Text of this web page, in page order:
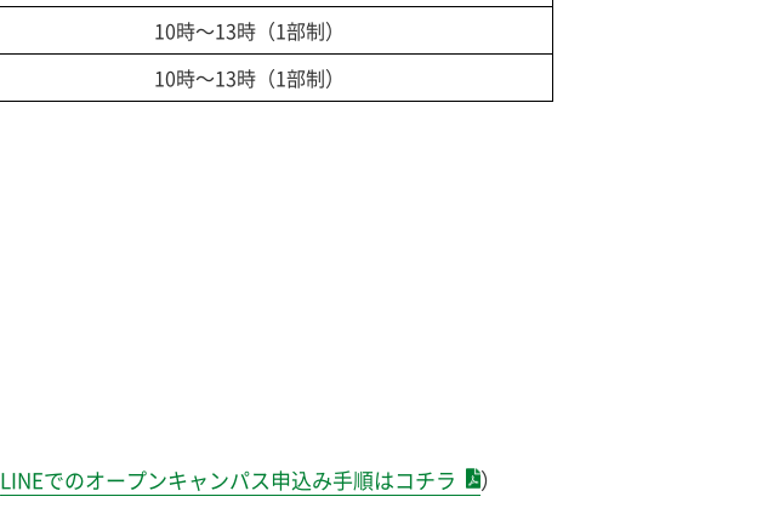
10時～13時（1部制）
10時～13時（1部制）
LINEでのオープンキャンパス申込み手順はコチラ ）